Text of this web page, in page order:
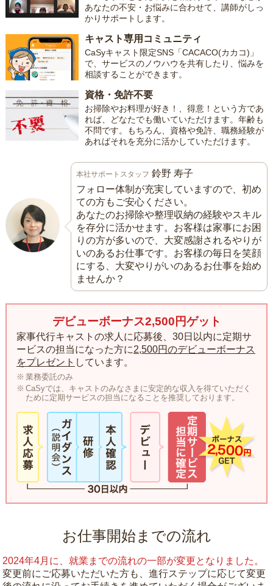
あなたの不安・お悩みに合わせて、講師がしっ
かりサポートします。
キャスト専用コミュニティ
CaSyキャスト限定SNS「CACACO(カカコ)」
で、サービスのノウハウを共有したり、悩みを
相談することができます。
資格・免許不要
お掃除やお料理が好き！、得意！という方であ
れば、どなたでも働いていただけます。年齢も
不問です。もちろん、資格や免許、職務経験が
あればそれを充分に活かしていただけます。
本社サポートスタッフ 鈴野 寿子
フォロー体制が充実していますので、初め
ての方もご安心ください。
あなたのお掃除や整理収納の経験やスキル
を存分に活かせます。お客様は家事にお困
りの方が多いので、大変感謝されるやりが
いのあるお仕事です。お客様の毎日を笑顔
にする、大変やりがいのあるお仕事を始め
ませんか？
デビューボーナス2,500円ゲット
家事代行キャストの求人に応募後、30日以内に定期サ
ービスの担当になった方に2,500円のデビューボーナス
をプレゼント しています。
業務委託のみ
CaSyでは、キャストのみなさまに安定的な収入を得ていただく
ために定期サービスの担当になることを推奨しております。
お仕事開始までの流れ
2024年4月に、就業までの流れの一部が変更となりました。
変更前にご応募いただいた方も、進行ステップに応じて変更